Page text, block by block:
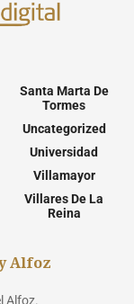
Santa Marta De
Tormes
Uncategorized
Universidad
Villamayor
Villares De La
Reina
Alfoz
Alfoz.